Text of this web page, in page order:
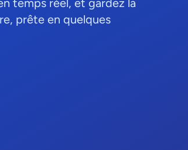
temps réel, et gardez la
prête en quelques